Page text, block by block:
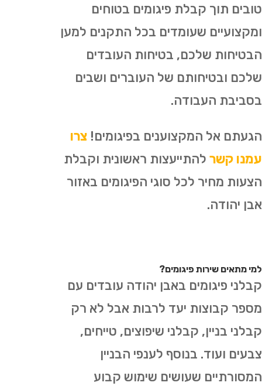
טובים תוך קבלת פיגומים בטוחים
ומקצועיים שעומדים בכל התקנים למען
הבטיחות שלכם, בטיחות העובדים
שלכם ובטיחותם של העוברים ושבים
בסביבת העבודה.
הגעתם אל המקצוענים בפיגומים! צרו
עמנו קשר להתייעצות ראשונית וקבלת
הצעות מחיר לכל סוגי הפיגומים באזור
אבן יהודה.
למי מתאים שירות פיגומים?
קבלני פיגומים באבן יהודה עובדים עם
מספר קבוצות יעד לרבות אבל לא רק
קבלני בניין, קבלני שיפוצים, טייחים,
צבעים ועוד. בנוסף לענפי הבניין
המסורתיים שעושים שימוש קבוע